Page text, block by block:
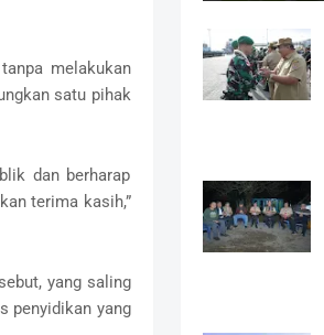
melakukan
satu pihak
dan berharap
terima kasih,”
yang saling
penyidikan yang